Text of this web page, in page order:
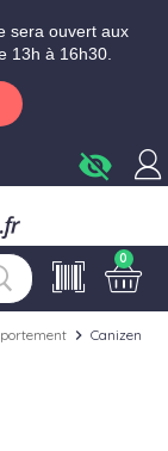
sera ouvert aux
13h à 16h30.
visibility_off
0
chevron_right Canizen